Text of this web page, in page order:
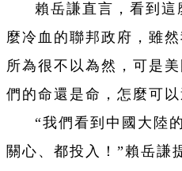
賴岳謙直言，看到
麼冷血的聯邦政府，雖
所為很不以為然，可是
們的命還是命，怎麼可
“我們看到中國大陸
關心、都投入！”賴岳謙